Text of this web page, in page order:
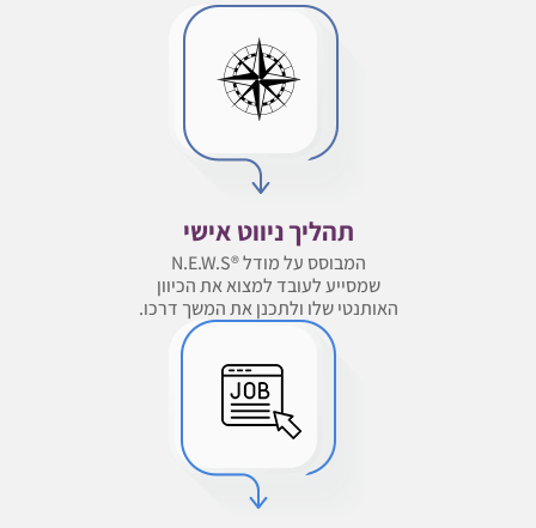
תהליך ניווט אישי
המבוסס על מודל ®N.E.W.S
שמסייע לעובד למצוא את הכיוון
האותנטי שלו ולתכנן את המשך דרכו.